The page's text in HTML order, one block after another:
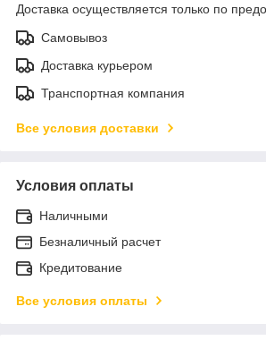
Доставка осуществляется только по
Самовывоз
Доставка курьером
Транспортная компания
Все условия доставки
Условия оплаты
Наличными
Безналичный расчет
Кредитование
Все условия оплаты